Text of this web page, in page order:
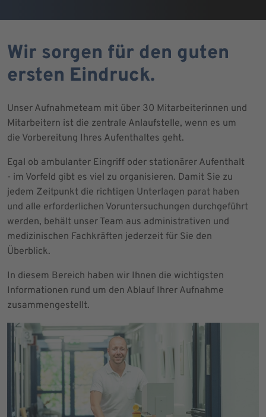
Wir sorgen für den guten
ersten Eindruck.
Unser Aufnahmeteam mit über 30 Mitarbeiterinnen und
Mitarbeitern ist die zentrale Anlaufstelle, wenn es um
die Vorbereitung Ihres Aufenthaltes geht.
Egal ob ambulanter Eingriff oder stationärer Aufenthalt
- im Vorfeld gibt es viel zu organisieren. Damit Sie zu
jedem Zeitpunkt die richtigen Unterlagen parat haben
und alle erforderlichen Voruntersuchungen durchgeführt
werden, behält unser Team aus administrativen und
medizinischen Fachkräften jederzeit für Sie den
Überblick.
In diesem Bereich haben wir Ihnen die wichtigsten
Informationen rund um den Ablauf Ihrer Aufnahme
zusammengestellt.